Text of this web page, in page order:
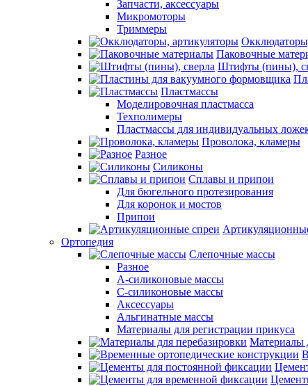
Запчасти, аксессуары
Микромоторы
Триммеры
Паковочные
Штифты (пины),
Пластмассы
Моделировочная пластмасса
Техполимеры
Пластмассы для индивидуальных
Проволока, кламеры
Разное
Силиконы
Сплавы и припои
Для бюгельного протезирования
Для коронок и мостов
Припои
Ортопедия
Слепочные массы
Разное
А-силиконовые массы
С-силиконовые массы
Аксессуары
Альгинатные массы
Материалы для регистрации прикуса
Материалы